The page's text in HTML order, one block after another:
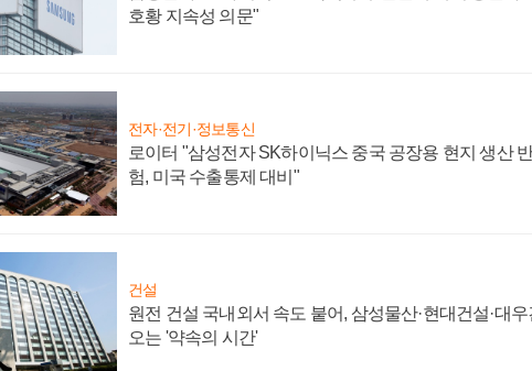
호황 지속성 의문"
전자·전기·정보통신
로이터 "삼성전자 SK하이닉스 중국 공장용 현지 생산
험, 미국 수출통제 대비"
건설
원전 건설 국내외서 속도 붙어, 삼성물산·현대건설·대
오는 '약속의 시간'